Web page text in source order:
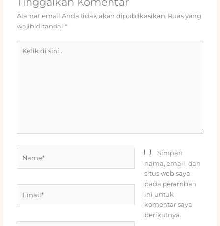
Alamat email Anda tidak akan dipublikasikan. Ruas yang
wajib ditandai*
di
Simpan
nama, email, dan
situs web saya
pada peramban
ini untuk
komentar saya
berikutnya.